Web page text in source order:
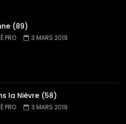
(89)
PRO 3 MARS 2019
la Nièvre (58)
PRO 3 MARS 2019